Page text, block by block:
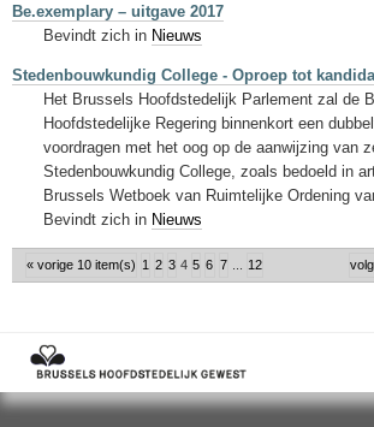
Be.exemplary – uitgave 2017
Bevindt zich in Nieuws
Stedenbouwkundig College - Oproep tot
Het Brussels Hoofdstedelijk Parlement zal de
Hoofdstedelijke Regering binnenkort een
voordragen met het oog op de aanwijzing van
Stedenbouwkundig College, zoals bedoeld in
Brussels Wetboek van Ruimtelijke Ordening
Bevindt zich in Nieuws
« vorige 10 item(s) 1 2 3 4 5 6 7 12